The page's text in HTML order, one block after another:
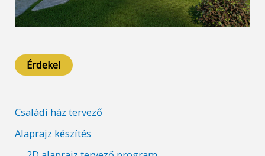
Érdekel
Családi ház tervező
Alaprajz készítés